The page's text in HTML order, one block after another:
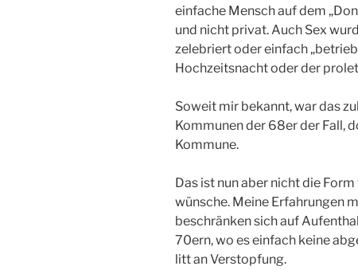
einfache Mensch auf dem
und nicht privat. Auch Sex
zelebriert oder einfach
Hochzeitsnacht oder der
Soweit mir bekannt, war das
Kommunen der 68er der Fall,
Kommune.
Das ist nun aber nicht die
wünsche. Meine Erfahrungen
beschränken sich auf
70ern, wo es einfach keine
litt an Verstopfung.